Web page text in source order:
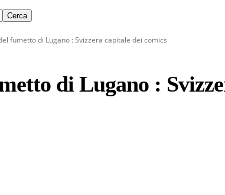
fumetto di Lugano : Svizzera capitale dei comics
di Lugano :